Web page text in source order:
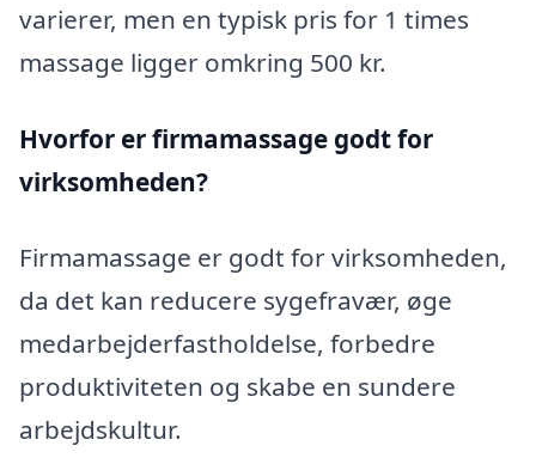
varierer, men en typisk pris for 1 times
massage ligger omkring 500 kr.
Hvorfor er firmamassage godt for
virksomheden?
Firmamassage er godt for virksomheden,
da det kan reducere sygefravær, øge
medarbejderfastholdelse, forbedre
produktiviteten og skabe en sundere
arbejdskultur.